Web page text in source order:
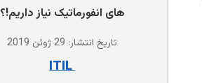
های انفورماتیک نیاز داریم!؟
تاریخ انتشار: 29 ژوئن 2019
‌ ITIL